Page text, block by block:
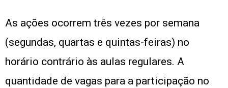
As ações ocorrem três vezes por semana
(segundas, quartas e quintas-feiras) no
horário contrário às aulas regulares. A
quantidade de vagas para a participação no